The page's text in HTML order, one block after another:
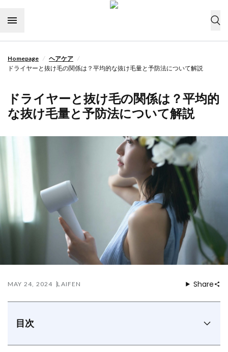
ヘアケア
Homepage / ヘアケア /
ドライヤーと抜け毛の関係は？平均的な抜け毛量と予防法について解説
ドライヤーと抜け毛の関係は？平均的
な抜け毛量と予防法について解説
MAY 24, 2024 LAIFEN Share
目次